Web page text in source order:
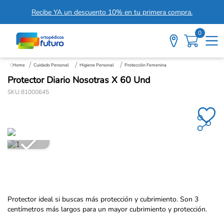
Recibe YA un descuento 10% en tu primera compra.
0
Cuidado Personal Higiene Personal Protección Femenina
Protector Diario Nosotras X 60 Und
SKU:81000645
Protector ideal si buscas más protección y cubrimiento. Son 3
centímetros más largos para un mayor cubrimiento y protección.